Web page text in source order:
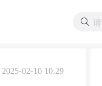
2025-02-10 10:29